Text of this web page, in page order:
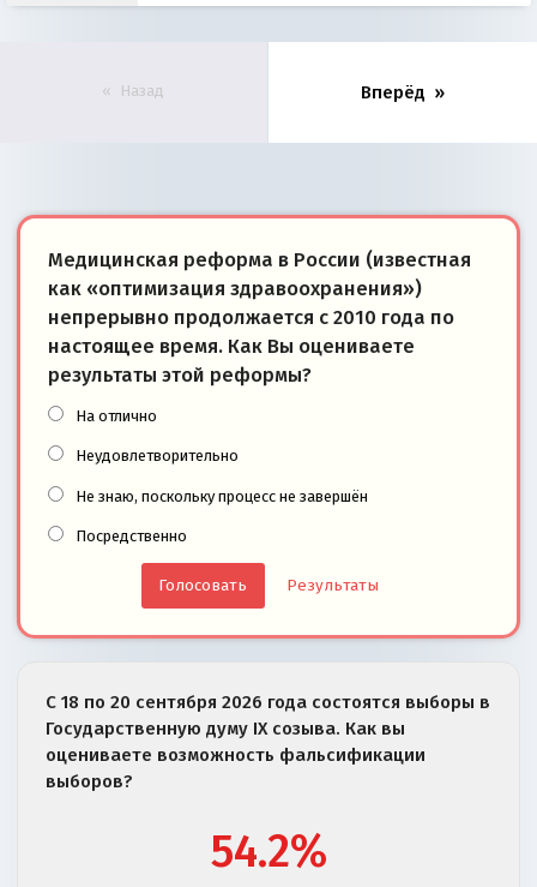
Назад Вперёд
Медицинская реформа в России (известная
как «оптимизация здравоохранения»)
непрерывно продолжается с 2010 года по
настоящее время. Как Вы оцениваете
результаты этой реформы?
На отлично
Неудовлетворительно
Не знаю, поскольку процесс не завершён
Посредственно
Результаты
С 18 по 20 сентября 2026 года состоятся выборы в
Государственную думу IX созыва. Как вы
оцениваете возможность фальсификации
выборов?
54.2%